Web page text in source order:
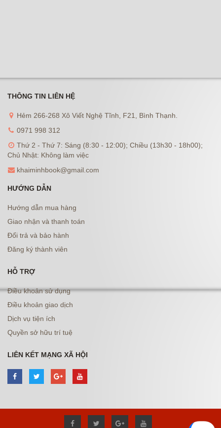
THÔNG TIN LIÊN HỆ
Hẻm 266-268 Xô Viết Nghệ Tĩnh, F21, Bình Thạnh.
0971 998 312
Thứ 2 - Thứ 7: Sáng (8:30 - 12:00); Chiều (13h30 - 18h00);
Chủ Nhật: Không làm việc
khaiminhbook@gmail.com
HƯỚNG DẪN
Hướng dẫn mua hàng
Giao nhận và thanh toán
Đổi trả và bảo hành
Đăng ký thành viên
HỖ TRỢ
Điều khoản sử dụng
Điều khoản giao dịch
Dịch vụ tiện ích
Quyền sở hữu trí tuệ
LIÊN KẾT MẠNG XÃ HỘI